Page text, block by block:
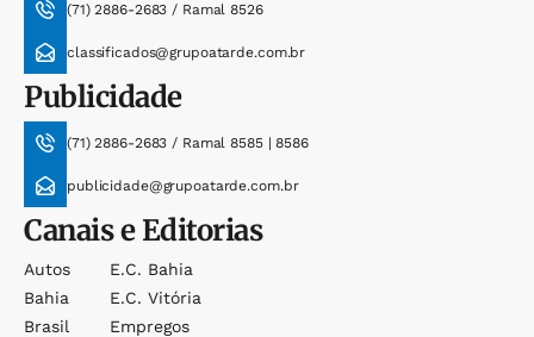
(71) 2886-2683 / Ramal 8526
classificados@grupoatarde.com.br
Publicidade
(71) 2886-2683 / Ramal 8585 | 8586
publicidade@grupoatarde.com.br
Canais e Editorias
Autos
Bahia
Brasil
E.c. Bahia
E.c. Vitória
Empregos